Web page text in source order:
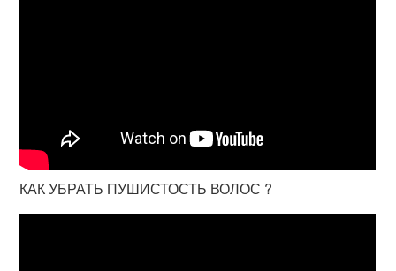
КАК УБРАТЬ ПУШИСТОСТЬ ВОЛОС ?